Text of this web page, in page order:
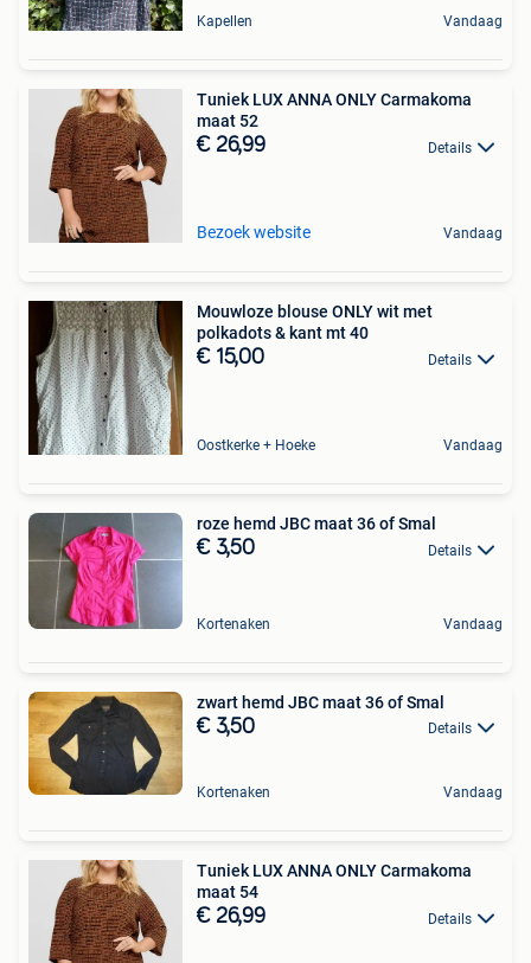
Kapellen Vandaag
Tuniek LUX ANNA ONLY Carmakoma
maat 52
€ 26,99 Details
Bezoek website Vandaag
Mouwloze blouse ONLY wit met
polkadots & kant mt 40
€ 15,00 Details
Oostkerke + Hoeke Vandaag
roze hemd JBC maat 36 of Smal
€ 3,50 Details
Kortenaken Vandaag
zwart hemd JBC maat 36 of Smal
€ 3,50 Details
Kortenaken Vandaag
Tuniek LUX ANNA ONLY Carmakoma
maat 54
€ 26,99 Details